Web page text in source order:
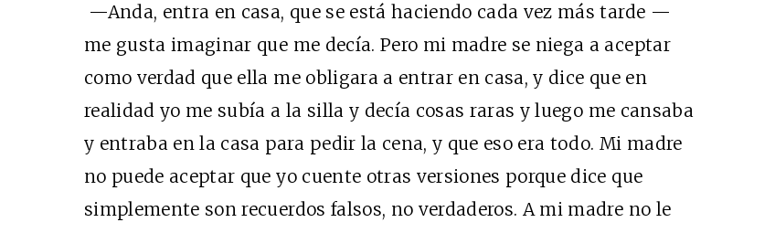
—Anda, entra en casa, que se está haciendo cada vez más tarde —
me gusta imaginar que me decía. Pero mi madre se niega a aceptar
como verdad que ella me obligara a entrar en casa, y dice que en
realidad yo me subía a la silla y decía cosas raras y luego me cansaba
y entraba en la casa para pedir la cena, y que eso era todo. Mi madre
no puede aceptar que yo cuente otras versiones porque dice que
simplemente son recuerdos falsos, no verdaderos. A mi madre no le